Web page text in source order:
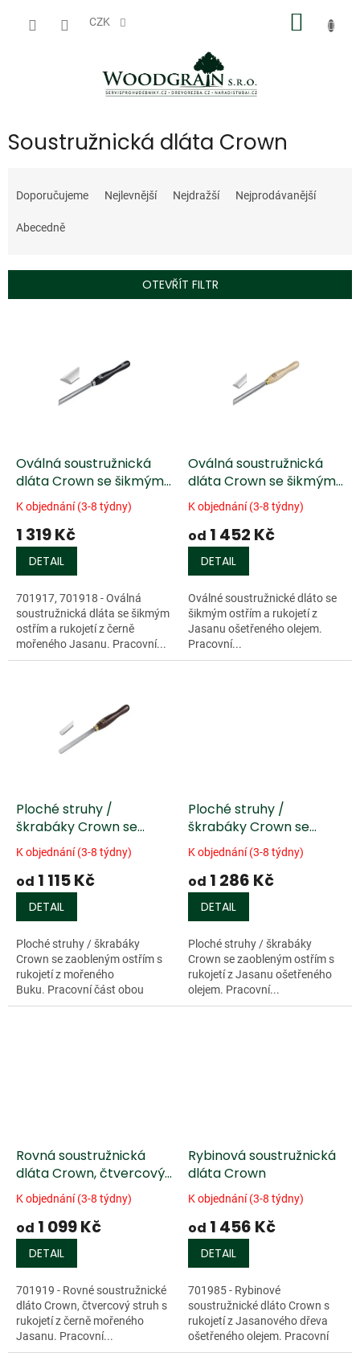
CZK
Soustružnická dláta Crown
a
e
í
r
Doporučujeme Nejlevnější Nejdražší Nejprodávanější
Abecedně
OTEVŘÍT FILTR
d
u
Oválná soustružnická
dláta Crown se šikmým
ostřím
K objednání (3-8 týdny)
1 319 Kč
DETAIL
701917, 701918 - Oválná
soustružnická dláta se šikmým
ostřím a rukojetí z černě
mořeného Jasanu. Pracovní...
Oválná soustružnická
dláta Crown se šikmým
ostřím, rukojeť z Jasanu
ošetřená olejem
K objednání (3-8 týdny)
od 1 452 Kč
DETAIL
Oválné soustružnické dláto se
šikmým ostřím a rukojetí z
Jasanu ošetřeného olejem.
Pracovní...
Ploché struhy /
škrabáky Crown se
zaobleným ostřím
K objednání (3-8 týdny)
od 1 115 Kč
DETAIL
Ploché struhy / škrabáky
Crown se zaobleným ostřím s
rukojetí z mořeného
Buku. Pracovní část obou
dlát...
Ploché struhy /
škrabáky Crown se
zaobleným ostřím,
rukojeť z Jasanu
ošetřená olejem
K objednání (3-8 týdny)
od 1 286 Kč
DETAIL
Ploché struhy / škrabáky
Crown se zaobleným ostřím s
rukojetí z Jasanu ošetřeného
olejem. Pracovní...
Rovná soustružnická
dláta Crown, čtvercový
struh
K objednání (3-8 týdny)
od 1 099 Kč
DETAIL
701919 - Rovné soustružnické
dláto Crown, čtvercový struh s
rukojetí z černě mořeného
Jasanu. Pracovní...
Rybinová soustružnická
dláta Crown
K objednání (3-8 týdny)
od 1 456 Kč
DETAIL
701985 - Rybinové
soustružnické dláto Crown s
rukojetí z Jasanového dřeva
ošetřeného olejem. Pracovní
část je...